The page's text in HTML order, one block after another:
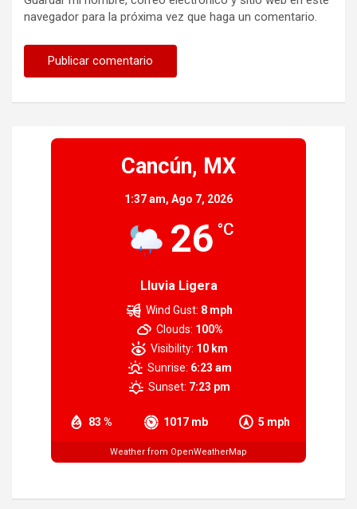
navegador para la próxima vez que haga un comentario.
Cancún, MX
1:37 am, Ago 7, 2026
26 °C
Lluvia Ligera
83 % 1017 mb 5 mph
Wind Gust: 8 mph
Clouds: 100%
Visibility: 10 km
Sunrise: 6:23 am
Sunset: 7:23 pm
Weather from OpenWeatherMap